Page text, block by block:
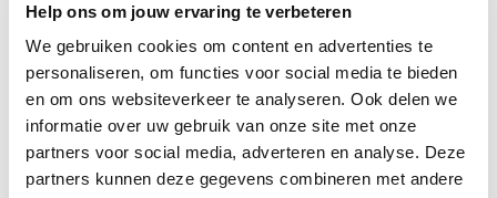
Help ons om jouw ervaring te verbeteren
We gebruiken cookies om content en advertenties te
personaliseren, om functies voor social media te bieden
en om ons websiteverkeer te analyseren. Ook delen we
informatie over uw gebruik van onze site met onze
partners voor social media, adverteren en analyse. Deze
partners kunnen deze gegevens combineren met andere
paperback 22,99
22,99 excl. 3,95 verzendkosten NL
in winkelmand